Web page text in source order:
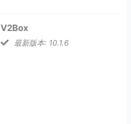
V2Box
最新版本: 10.1.6